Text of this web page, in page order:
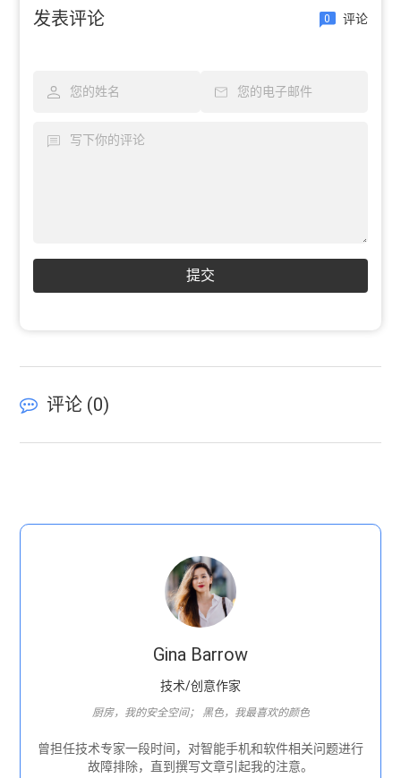
发表评论 0 评论
提交
评论 (0)
Gina Barrow
技术/创意作家
厨房，我的安全空间； 黑色，我最喜欢的颜色
曾担任技术专家一段时间，对智能手机和软件相关问题进行
故障排除，直到撰写文章引起我的注意。